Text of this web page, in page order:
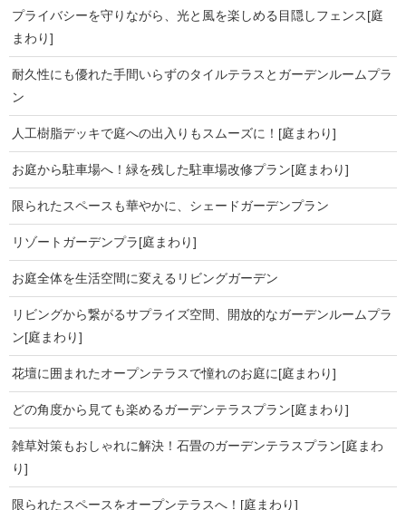
プライバシーを守りながら、光と風を楽しめる目隠しフェンス[庭
まわり]
耐久性にも優れた手間いらずのタイルテラスとガーデンルームプラ
ン
人工樹脂デッキで庭への出入りもスムーズに！[庭まわり]
お庭から駐車場へ！緑を残した駐車場改修プラン[庭まわり]
限られたスペースも華やかに、シェードガーデンプラン
リゾートガーデンプラ[庭まわり]
お庭全体を生活空間に変えるリビングガーデン
リビングから繋がるサプライズ空間、開放的なガーデンルームプラ
ン[庭まわり]
花壇に囲まれたオープンテラスで憧れのお庭に[庭まわり]
どの角度から見ても楽めるガーデンテラスプラン[庭まわり]
雑草対策もおしゃれに解決！石畳のガーデンテラスプラン[庭まわ
り]
限られたスペースをオープンテラスへ！[庭まわり]